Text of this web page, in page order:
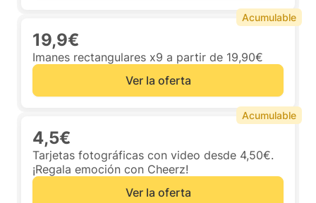
19,9€
Imanes rectangulares x9 a partir de 19,90€
Ver la oferta
Acumulable
4,5€
Tarjetas fotográficas con video desde 4,50€.
¡Regala emoción con Cheerz!
Ver la oferta
Acumulable